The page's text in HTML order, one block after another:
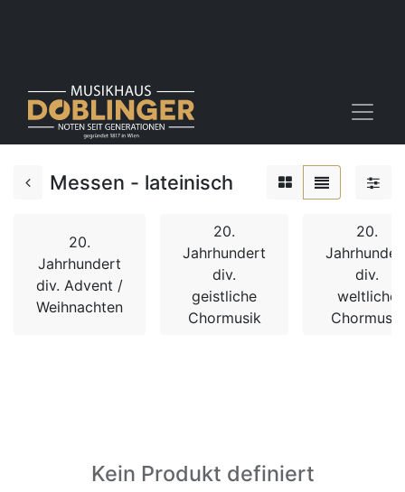
Messen - lateinisch
20.
Jahrhundert
div. Advent /
Weihnachten
20.
Jahrhundert
div.
geistliche
Chormusik
20.
div.
weltliche
Chormusik
Kein Produkt definiert